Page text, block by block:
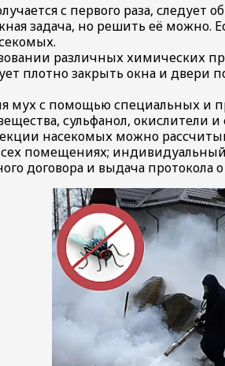
с первого раза,
задача, но решить её можно.
различных химических
плотно закрыть окна и двери
мух с помощью специальных и
сульфанол, окислители
насекомых можно
помещениях;
договора и выдача протокола